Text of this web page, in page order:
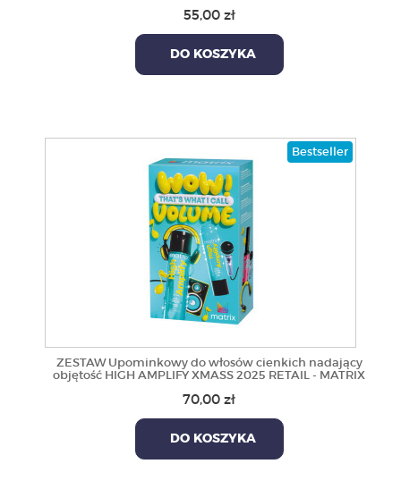
55,00 zł
DO KOSZYKA
Bestseller
ZESTAW Upominkowy do włosów cienkich nadający
objętość HIGH AMPLIFY XMASS 2025 RETAIL - MATRIX
70,00 zł
DO KOSZYKA